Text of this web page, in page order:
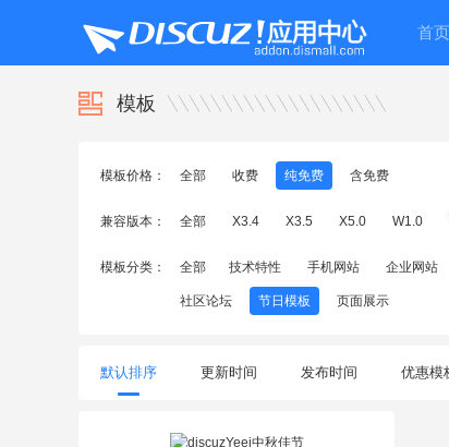
首页
模板
模板价格： 全部 收费 纯免费 含免费
兼容版本： 全部 X3.4 X3.5 X5.0 W1.0
模板分类： 全部 技术特性 手机网站 企业网站
社区论坛 节日模板 页面展示
默认排序 更新时间 发布时间 优惠模